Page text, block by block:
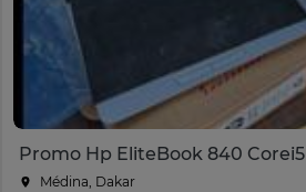
Promo Hp EliteBook 840 Corei5
Médina, Dakar